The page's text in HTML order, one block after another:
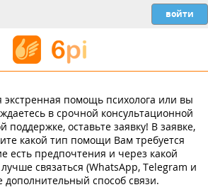
экстренная помощь психолога или вы
в срочной консультационной
поддержке, оставьте заявку! В заявке,
какой тип помощи Вам требуется
есть предпочтения и через какой
связаться (WhatsApp, Telegram и
дополнительный способ связи.